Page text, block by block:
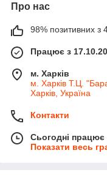
Про нас
98% позитивних з
Працює з
м. Харків
м. Харків Т.Ц.
Харків, Україна
Контакти
Сьогодні працює
Показати весь